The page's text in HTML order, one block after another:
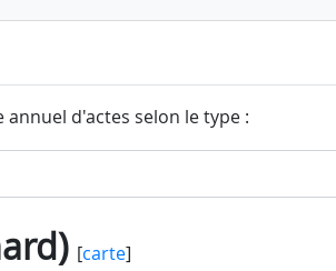
d'actes selon le type :
[carte]